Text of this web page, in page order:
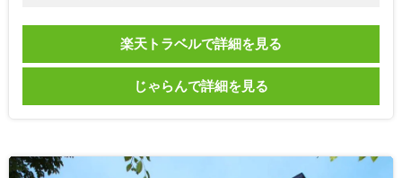
楽天トラベルで詳細を見る
じゃらんで詳細を見る